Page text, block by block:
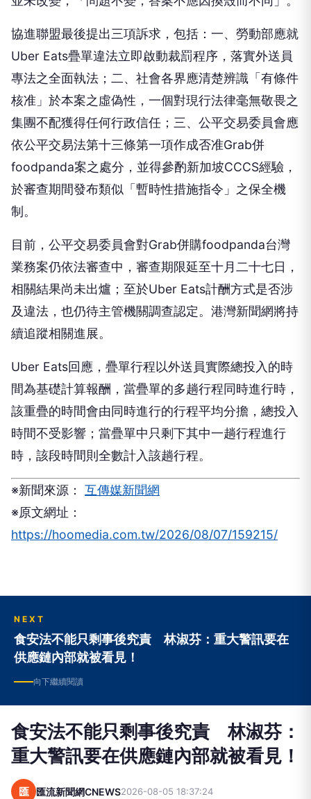
協進聯盟最後提出三項訴求，包括：一、勞動部應就
Uber Eats疊單違法立即啟動裁罰程序，落實外送員
專法之全面執法；二、社會各界應清楚辨識「有條件
核准」於本案之虛偽性，一個對現行法律毫無敬畏之
集團不配獲得任何行政信任；三、公平交易委員會應
依公平交易法第十三條第一項作成否准Grab併
foodpanda案之處分，並得參酌新加坡CCCS經驗，
於審查期間發布類似「暫時性措施指令」之保全機
制。
目前，公平交易委員會對Grab併購foodpanda台灣
業務案仍依法審查中，審查期限延至十月二十七日，
相關結果尚未出爐；至於Uber Eats計酬方式是否涉
及違法，也仍待主管機關調查認定。港灣新聞網將持
續追蹤相關進展。
Uber Eats回應，疊單行程以外送員實際總投入的時
間為基礎計算報酬，當疊單的多趟行程同時進行時，
該重疊的時間會由同時進行的行程平均分擔，總投入
時間不受影響；當疊單中只剩下其中一趟行程進行
時，該段時間則全數計入該趟行程。
※新聞來源： 互傳媒新聞網
※原文網址：
https://hoomedia.com.tw/2026/08/07/159215/
NEXT
食安法不能只剩事後究責 林淑芬：重大警訊要在
供應鏈內部就被看見！
向下繼續閱讀
食安法不能只剩事後究責 林淑芬：
重大警訊要在供應鏈內部就被看見！
匯 匯流新聞網CNEWS2026-08-05 18:37:24